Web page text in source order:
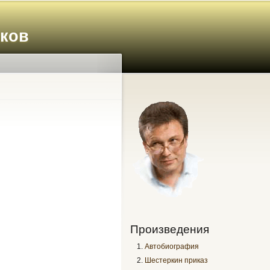
Произведения
Автобиография
Шестеркин приказ